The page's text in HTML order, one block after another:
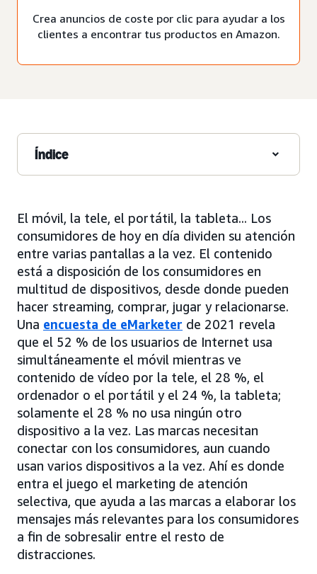
Crea anuncios de coste por clic para ayudar a los
clientes a encontrar tus productos en Amazon.
Índice
El móvil, la tele, el portátil, la tableta... Los
consumidores de hoy en día dividen su atención
entre varias pantallas a la vez. El contenido
está a disposición de los consumidores en
multitud de dispositivos, desde donde pueden
hacer streaming, comprar, jugar y relacionarse.
Una encuesta de eMarketer de 2021 revela
que el 52 % de los usuarios de Internet usa
simultáneamente el móvil mientras ve
contenido de vídeo por la tele, el 28 %, el
ordenador o el portátil y el 24 %, la tableta;
solamente el 28 % no usa ningún otro
dispositivo a la vez. Las marcas necesitan
conectar con los consumidores, aun cuando
usan varios dispositivos a la vez. Ahí es donde
entra el juego el marketing de atención
selectiva, que ayuda a las marcas a elaborar los
mensajes más relevantes para los consumidores
a fin de sobresalir entre el resto de
distracciones.